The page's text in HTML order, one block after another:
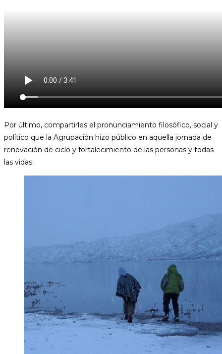
Por último, compartirles el pronunciamiento filosófico, social y
político que la Agrupación hizo público en aquella jornada de
renovación de ciclo y fortalecimiento de las personas y todas
las vidas: